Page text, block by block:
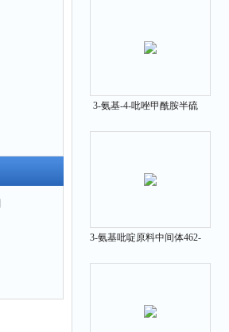
3-氨基-4-吡唑甲酰胺半硫
3-氨基吡啶原料中间体462-